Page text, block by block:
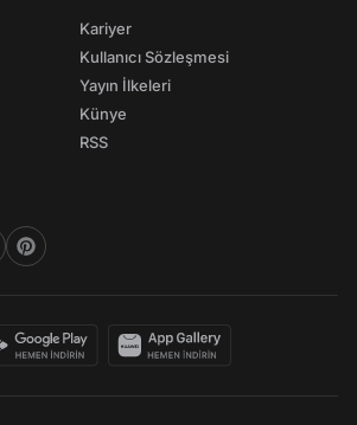
Kariyer
Kullanıcı Sözleşmesi
Yayın İlkeleri
Künye
RSS